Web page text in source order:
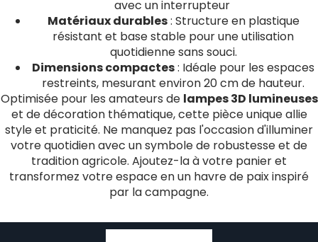
avec un interrupteur
Matériaux durables: Structure en plastique
résistant et base stable pour une utilisation
quotidienne sans souci.
Dimensions compactes: Idéale pour les espaces
restreints, mesurant environ 20 cm de hauteur.
Optimisée pour les amateurs de lampes 3D lumineuses
et de décoration thématique, cette pièce unique allie
style et praticité. Ne manquez pas l'occasion d'illuminer
votre quotidien avec un symbole de robustesse et de
tradition agricole. Ajoutez-la à votre panier et
transformez votre espace en un havre de paix inspiré
par la campagne.